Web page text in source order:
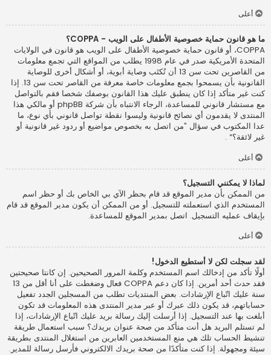
أعلى
ما هو قانون حماية خصوصية الأطفال على الويب - COPPA؟
COPPA، أو قانون حماية خصوصية الأطفال على الويب هو قانون في الولايات
المتحدة الأمريكية صدر في عام 1998 يطلب من المواقع التي تجمع معلومات
من القاصرين تحت سن 13 أن تُكتَب وصاية أبوية، أو أشكال أخرى للوصاية
القانونية بأن يسمحوا بجمع معلومات خاصة معرفة من القاصر تحت سن 13. إذا
كنت غير متأكد إذا كان ينطبق عليك هذا القانون بوصفك شخصا فقم بالتواصل
مع مستشار قانوني للمساعدة، الرجاء الانتباه بأن شركة phpBB أو مالكي هذا
المنتدى لا يقدمون أي نصائح قانونية وليسوا نقطة تواصل قانوني بأي نوع، ما
عدا المكتوب في سؤال ”من اتصل به بخصوص مواضيع أو ردود غير قانونية أو
غير لائقة؟“ .
أعلى
لماذا لا يمكنني التسجيل؟
من الممكن بأن مدير الموقع قد قام بحظر الآي بي الخاص بك أو حظر اسم
المستخدم الذي استعملته للتسجيل. أو من الممكن أن يكون مدير الموقع قد قام
بإيقاف عمليه التسجيل. اتصل بمدير الموقع للمساعدة.
أعلى
لقد سجلت لكن لا أستطيع الدخول!
أولًا تأكد من إدخالك اسم المستخدم وكلمة المرور الصحيحين. إن كانتا صحيحتين
فقد حدث أحد أمرين. إذا كان دعم COPPA فعال وضغطت على أنا أقل من 13
سنة عليك اتّباع الإرشادات. بعض المنتديات تطلب من المسجلين الجدد تفعيل
حساباتهم، قد يكون ذلك عبرك أو عبر مدير المنتدى هذه المعلومات قد تكون
أبلغت بها عند التسجيل. إذا أرسلت إليك رسالة بريد عليك اتّباع الإرشادات، إذا
لم تستلم البريد هل أنت متأكد من صحة عنوان بريدك؟ سبب استعمال طريقة
تنشيط الحساب تلك هي منع المستخدمين العابرين من استغلال المنتدى بطريقة
سيئة ومجهولة. إذا كنت متأكدًا من صحة بريدك الالكتروني فأرسل رسالة للمدير.